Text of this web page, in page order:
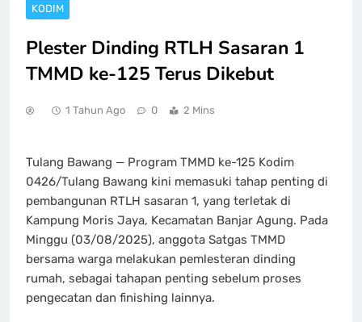
KODIM
Plester Dinding RTLH Sasaran 1
TMMD ke-125 Terus Dikebut
1 Tahun Ago 0 2 Mins
Tulang Bawang — Program TMMD ke-125 Kodim
0426/Tulang Bawang kini memasuki tahap penting di
pembangunan RTLH sasaran 1, yang terletak di
Kampung Moris Jaya, Kecamatan Banjar Agung. Pada
Minggu (03/08/2025), anggota Satgas TMMD
bersama warga melakukan pemlesteran dinding
rumah, sebagai tahapan penting sebelum proses
pengecatan dan finishing lainnya.